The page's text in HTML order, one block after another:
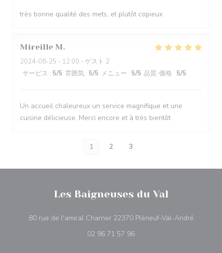
très bonne qualité des mets, et plutôt copieux
Mireille M
2024-08-25 - 12:00 - ゲスト 2
サービス : 5/5 雰囲気 : 5/5 メニュー : 5/5 品質-価格 : 5/5
Un accueil chaleureux un service magnifique et une
cuisine délicieuse. Merci encore et à très bientôt
1 2 3
Les Baigneuses du Val
80 rue de l'amiral Charner 22370 Pléneuf-Val-André((新しい
02 96 71 57 96